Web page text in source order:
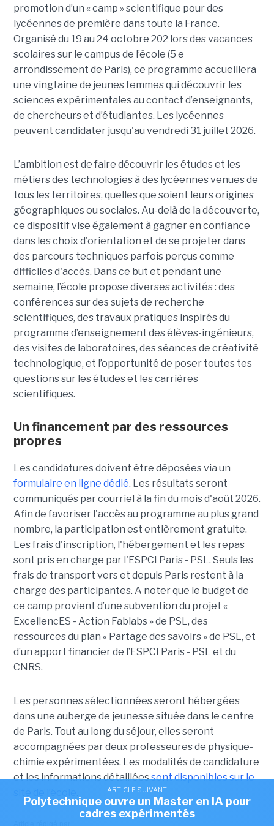
promotion d’un « camp » scientifique pour des
lycéennes de première dans toute la France.
Organisé du 19 au 24 octobre 202 lors des vacances
scolaires sur le campus de l’école (5 e
arrondissement de Paris), ce programme accueillera
une vingtaine de jeunes femmes qui découvrir les
sciences expérimentales au contact d’enseignants,
de chercheurs et d’étudiantes. Les lycéennes
peuvent candidater jusqu'au vendredi 31 juillet 2026.
L’ambition est de faire découvrir les études et les
métiers des technologies à des lycéennes venues de
tous les territoires, quelles que soient leurs origines
géographiques ou sociales. Au-delà de la découverte,
ce dispositif vise également à gagner en confiance
dans les choix d'orientation et de se projeter dans
des parcours techniques parfois perçus comme
difficiles d'accès. Dans ce but et pendant une
semaine, l’école propose diverses activités : des
conférences sur des sujets de recherche
scientifiques, des travaux pratiques inspirés du
programme d’enseignement des élèves-ingénieurs,
des visites de laboratoires, des séances de créativité
technologique, et l’opportunité de poser toutes tes
questions sur les études et les carrières
scientifiques.
Un financement par des ressources
propres
Les candidatures doivent être déposées via un
formulaire en ligne dédié. Les résultats seront
communiqués par courriel à la fin du mois d'août 2026.
Afin de favoriser l'accès au programme au plus grand
nombre, la participation est entièrement gratuite.
Les frais d'inscription, l'hébergement et les repas
sont pris en charge par l'ESPCI Paris - PSL. Seuls les
frais de transport vers et depuis Paris restent à la
charge des participantes. A noter que le budget de
ce camp provient d’une subvention du projet «
ExcellencES - Action Fablabs » de PSL, des
ressources du plan « Partage des savoirs » de PSL, et
d’un apport financier de l’ESPCI Paris - PSL et du
CNRS.
Les personnes sélectionnées seront hébergées
dans une auberge de jeunesse située dans le centre
de Paris. Tout au long du séjour, elles seront
accompagnées par deux professeures de physique-
chimie expérimentées. Les modalités de candidature
et les informations détailléessont disponibles sur le
ARTICLE SUIVANT
Polytechnique ouvre un Master en IA pour
cadres expérimentés